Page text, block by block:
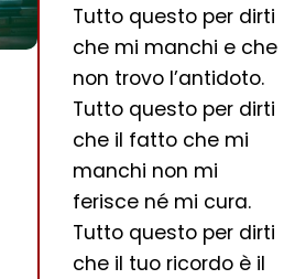
Tutto questo per dirti
che mi manchi e che
non trovo l’antidoto.
Tutto questo per dirti
che il fatto che mi
manchi non mi
ferisce né mi cura.
Tutto questo per dirti
che il tuo ricordo è il